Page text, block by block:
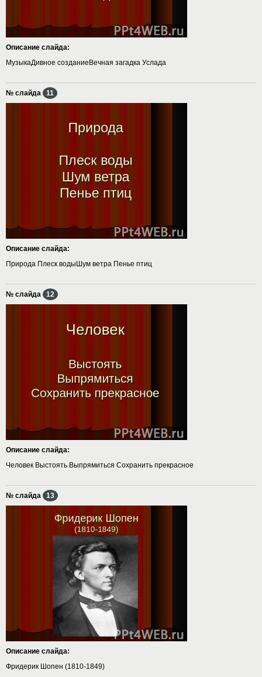
Описание слайда:
МузыкаДивное созданиеВечная загадка Услада
№ слайда 11
Описание слайда:
Природа Плеск водыШум ветра Пенье птиц
№ слайда 12
Описание слайда:
Человек Выстоять Выпрямиться Сохранить прекрасное
№ слайда 13
Описание слайда:
Фридерик Шопен (1810-1849)